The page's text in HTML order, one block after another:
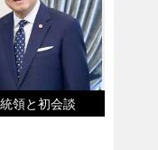
領と初会談